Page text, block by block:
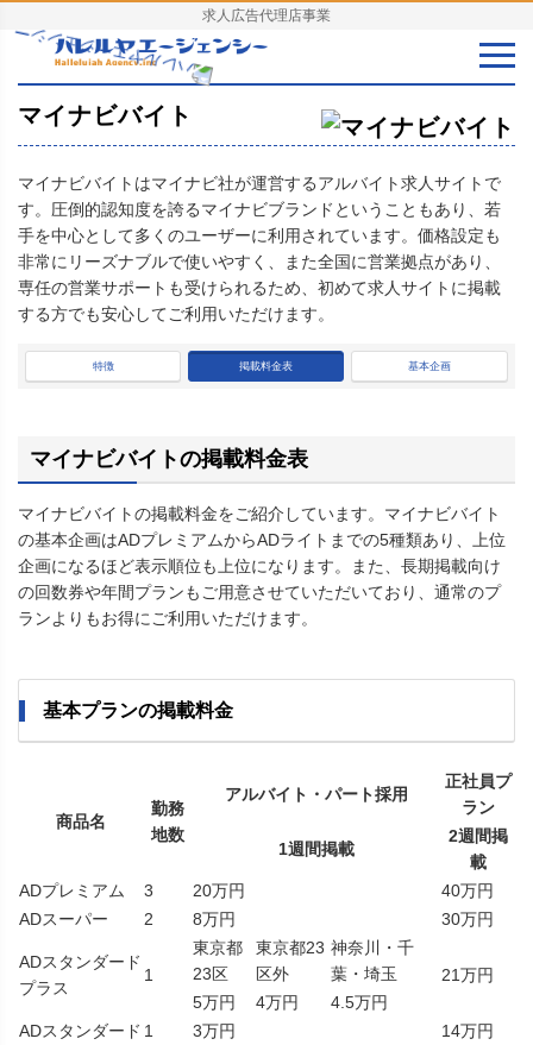
求人広告代理店事業
マイナビバイト
マイナビバイトはマイナビ社が運営するアルバイト求人サイトで
す。圧倒的認知度を誇るマイナビブランドということもあり、若
手を中心として多くのユーザーに利用されています。価格設定も
非常にリーズナブルで使いやすく、また全国に営業拠点があり、
専任の営業サポートも受けられるため、初めて求人サイトに掲載
する方でも安心してご利用いただけます。
特徴 掲載料金表 基本企画
マイナビバイトの掲載料金表
マイナビバイトの掲載料金をご紹介しています。マイナビバイト
の基本企画はADプレミアムからADライトまでの5種類あり、上位
企画になるほど表示順位も上位になります。また、長期掲載向け
の回数券や年間プランもご用意させていただいており、通常のプ
ランよりもお得にご利用いただけます。
基本プランの掲載料金
商品名
勤務
地数
アルバイト・パート採用
正社員プ
ラン
1週間掲載
2週間掲
載
ADプレミアム
3 20万円
40万円
ADスーパー
2 8万円 30万円
ADスタンダード
プラス
1
東京都
23区
東京都23
区外
神奈川・千
葉・埼玉
21万円
5万円
4万円
4.5万円
ADスタンダード 1 3万円
14万円